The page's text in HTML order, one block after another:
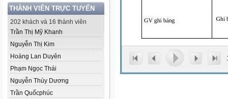
THÀNH VIÊN TRỰC TUYẾN
202 khách và 16 thành viên
Trần Thị Mỹ Khanh
Nguyễn Thị Kim
Hoàng Lan Duyên
Phạm Ngọc Thái
Nguyễn Thùy Dương
Trần Quốcphúc